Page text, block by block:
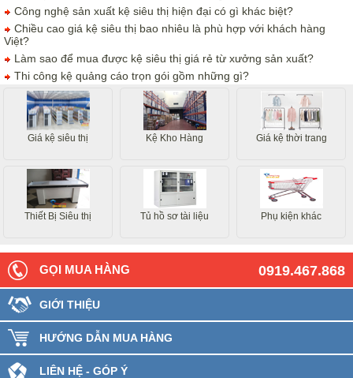
Công nghệ sản xuất kệ siêu thị hiện đại có gì khác biệt?
Chiều cao giá kệ siêu thị bao nhiêu là phù hợp với khách hàng
Việt?
Làm sao để mua được kệ siêu thị giá rẻ từ xưởng sản xuất?
Thi công kệ quảng cáo trọn gói gồm những gì?
Giá kệ siêu thị Kệ Kho Hàng Giá kệ thời trang
Thiết Bị Siêu thị Tủ hồ sơ tài liệu Phụ kiện khác
0919.467.868
GỌI MUA HÀNG
GIỚI THIỆU
HƯỚNG DẪN MUA HÀNG
LIÊN HỆ - GÓP Ý